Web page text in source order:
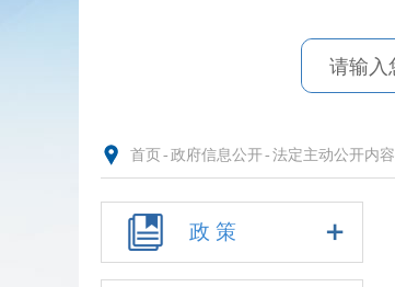
首页 - 政府信息公开- 法定主动公开内容
政 策